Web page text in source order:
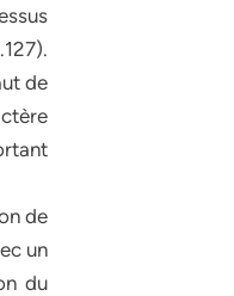
de
de
un
du